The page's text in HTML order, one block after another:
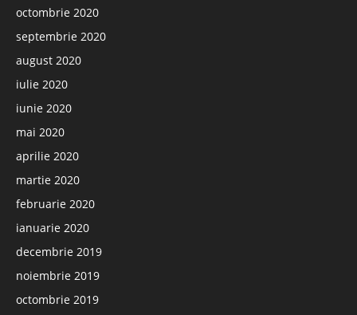
octombrie 2020
septembrie 2020
august 2020
iulie 2020
iunie 2020
mai 2020
aprilie 2020
martie 2020
februarie 2020
ianuarie 2020
decembrie 2019
noiembrie 2019
octombrie 2019